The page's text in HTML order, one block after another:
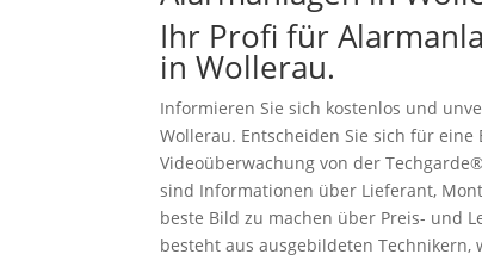
Ihr Profi für
in Wollerau.
Informieren Sie sich kostenlos und
Wollerau. Entscheiden Sie sich für
Videoüberwachung von der
sind Informationen über Lieferant,
beste Bild zu machen über Preis- und
besteht aus ausgebildeten